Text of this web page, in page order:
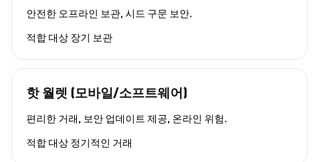
안전한 오프라인 보관, 시드 구문 보안.
적합 대상 장기 보관
핫 월렛 (모바일/소프트웨어)
편리한 거래, 보안 업데이트 제공, 온라인 위험.
적합 대상 정기적인 거래